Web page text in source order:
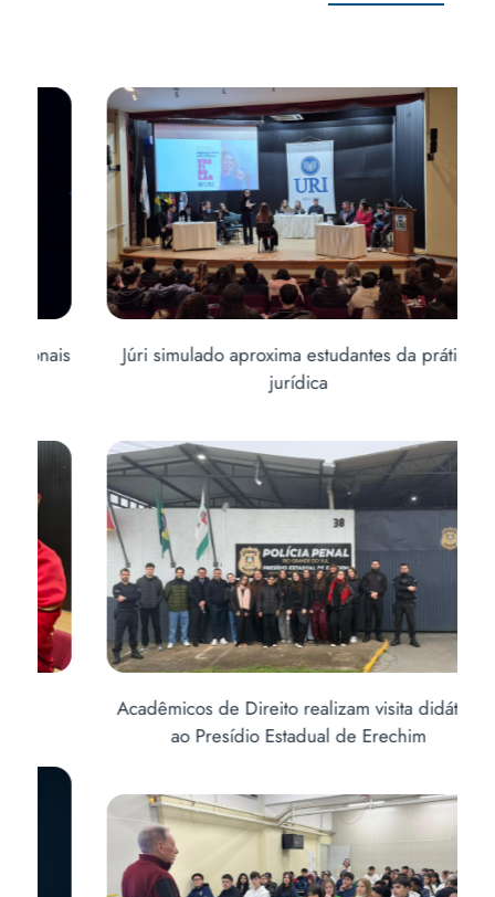
Júri simulado aproxima estudantes da prática
jurídica
Acadêmicos de Direito realizam visita didática
ao Presídio Estadual de Erechim